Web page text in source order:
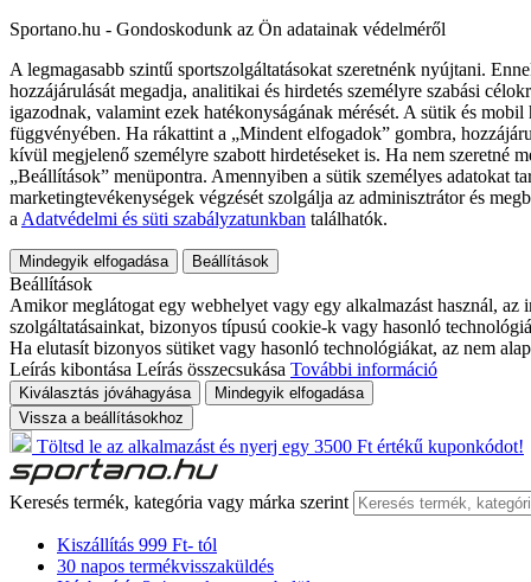
Sportano.hu - Gondoskodunk az Ön adatainak védelméről
A legmagasabb szintű sportszolgáltatásokat szeretnénk nyújtani.
hozzájárulását megadja, analitikai és hirdetés személyre szabási
igazodnak, valamint ezek hatékonyságának mérését. A sütik és
függvényében. Ha rákattint a „Mindent elfogadok” gombra,
kívül megjelenő személyre szabott hirdetéseket is. Ha nem szeretné
„Beállítások” menüpontra. Amennyiben a sütik személyes adatokat
marketingtevékenységek végzését szolgálja az adminisztrátor és
a Adatvédelmi és süti szabályzatunkban találhatók.
Mindegyik elfogadása Beállítások
Beállítások
Amikor meglátogat egy webhelyet vagy egy alkalmazást használ,
szolgáltatásainkat, bizonyos típusú cookie-k vagy hasonló
Ha elutasít bizonyos sütiket vagy hasonló technológiákat, az nem
Leírás kibontása Leírás összecsukása További információ
Kiválasztás jóváhagyása
Mindegyik elfogadása
Vissza a beállításokhoz
Töltsd le az alkalmazást és nyerj egy 3500 Ft értékű kuponkódot!
Keresés termék, kategória vagy márka szerint
Kiszállítás 999 Ft- tól
30 napos termékvisszaküldés